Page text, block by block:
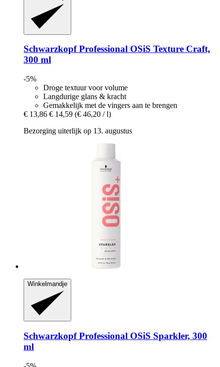
Schwarzkopf Professional OSiS Texture Craft,
300 ml
-5%
Droge textuur voor volume
Langdurige glans & kracht
Gemakkelijk met de vingers aan te brengen
€ 13,86 € 14,59 (€ 46,20 / l)
Bezorging uiterlijk op 13. augustus
Winkelmandje
Schwarzkopf Professional OSiS Sparkler, 300
ml